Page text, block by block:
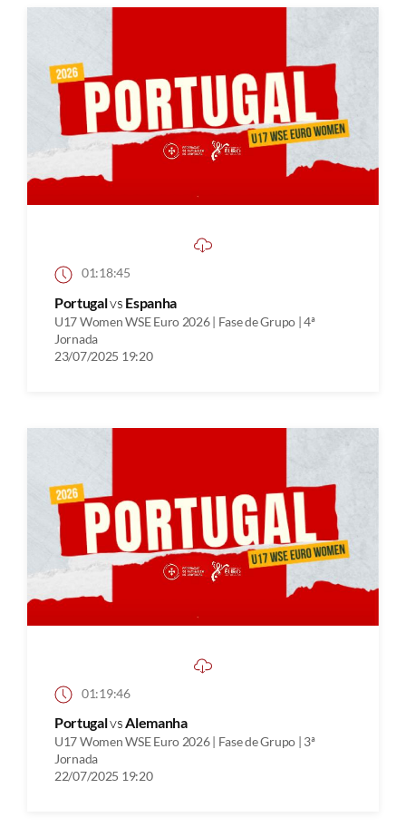
01:18:45
Portugalvs Espanha
U17 Women WSE Euro 2026 | Fase de Grupo | 4ª
Jornada
23/07/2025 19:20
01:19:46
PortugalvsAlemanha
U17 Women WSE Euro 2026 | Fase de Grupo | 3ª
Jornada
22/07/2025 19:20